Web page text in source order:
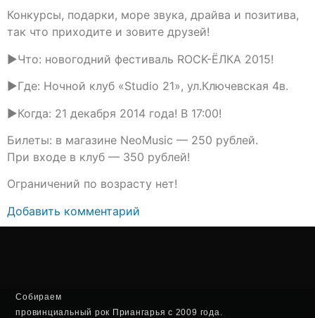
Конкурсы, подарки, море звука, драйва и позитива,
так что приходите и зовите друзей!
►Что: новогодний фестиваль ROCK-ЁЛКА 2015!
►Где: Ночной клуб «Studio 21», ул.Ключевская 4в.
►Когда: 21 декабря 2014 года! В 17:00!
Билеты: в магазине NeoMusic — 250 рублей.
При входе в клуб — 350 рублей!
Ограничений по возрасту нет!
Добавить комментарий
Собираем
провинциальный рок Приангарья с 2009 года.